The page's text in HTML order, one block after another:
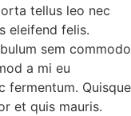
tellus leo nec
eleifend felis.
sem commodo
a mi eu
fermentum. Quisque
et quis mauris.